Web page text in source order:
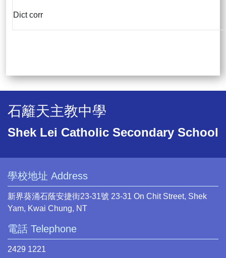
Dict corr
石籬天主教中學
Shek Lei Catholic Secondary School
學校地址 Address
新界葵涌石蔭安捷街23-31號 23-31 On Chit Street, Shek
Yam, Kwai Chung, NT
電話 Telephone
2429 1221